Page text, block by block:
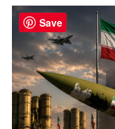
Save